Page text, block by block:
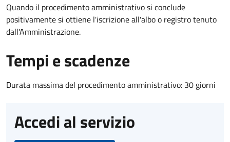
Quando il procedimento amministrativo si conclude
positivamente si ottiene l'iscrizione all'albo o registro tenuto
dall'Amministrazione.
Tempi e scadenze
Durata massima del procedimento amministrativo: 30 giorni
Accedi al servizio